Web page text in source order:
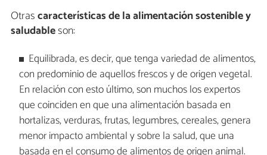
Otrascaracterísticas de la alimentación sostenible y
saludableson:
Equilibrada, es decir, que tenga variedad de alimentos,
con predominio de aquellos frescos y de origen vegetal.
En relación con esto último, son muchos los expertos
que coinciden en que una alimentación basada en
hortalizas, verduras, frutas, legumbres, cereales, genera
menor impacto ambiental y sobre la salud, que una